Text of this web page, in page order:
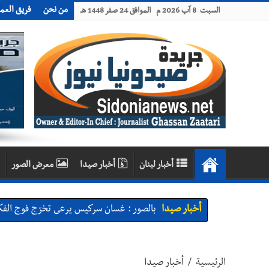
السبت 8 آب 2026 م الموافق 24 صفر 1448 هـ من نحن فريق
أخبار لبنان أخبار صيدا معرض الصور
أخبار صيدا بالصور : غسان سركيس يرعى تخرّج فوج
أخبار صيدا
بلدية صيدا : حجز مركبتي توكتوك وتغريم
الرئيسية / أخبار صيدا